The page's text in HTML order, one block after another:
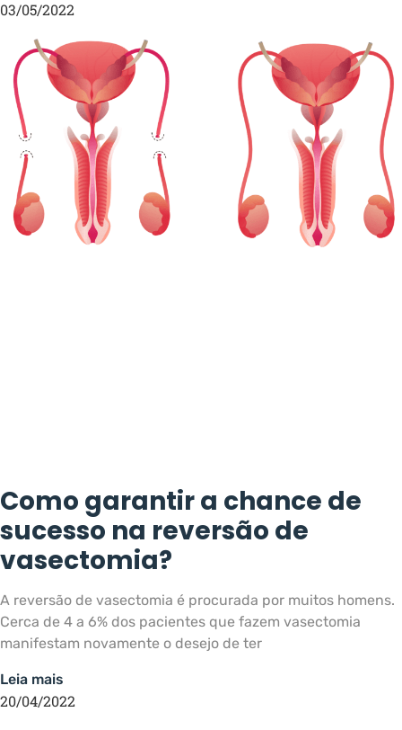
03/05/2022
Como garantir a chance de
sucesso na reversão de
vasectomia?
A reversão de vasectomia é procurada por muitos homens.
Cerca de 4 a 6% dos pacientes que fazem vasectomia
manifestam novamente o desejo de ter
Leia mais
20/04/2022